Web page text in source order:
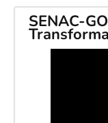
SENAC-
Transforma